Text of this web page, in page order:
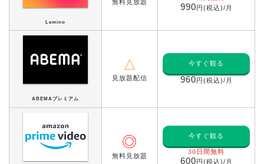
Lemino
無料見放題
990円(税込)/月
ABEMAプレミアム
△
見放題配信
今すぐ観る
960円(税込)/月
◎
無料見放題
今すぐ観る
30日間無料
600円(税込)/月